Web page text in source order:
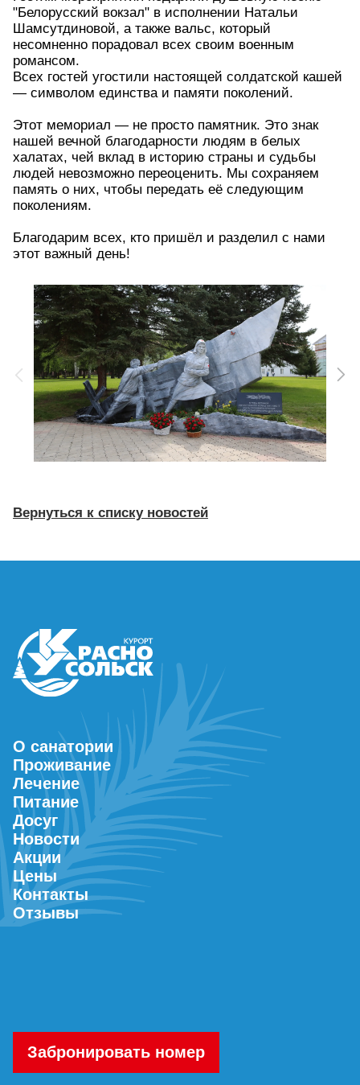
"Белорусский вокзал" в исполнении Натальи
Шамсутдиновой, а также вальс, который
несомненно порадовал всех своим военным
романсом.
Всех гостей угостили настоящей солдатской кашей
— символом единства и памяти поколений.
Этот мемориал — не просто памятник. Это знак
нашей вечной благодарности людям в белых
халатах, чей вклад в историю страны и судьбы
людей невозможно переоценить. Мы сохраняем
память о них, чтобы передать её следующим
поколениям.
Благодарим всех, кто пришёл и разделил с нами
этот важный день!
Вернуться к списку новостей
О санатории
Проживание
Лечение
Питание
Досуг
Новости
Акции
Цены
Контакты
Отзывы
Забронировать номер